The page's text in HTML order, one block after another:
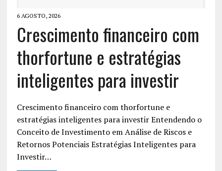
6 AGOSTO, 2026
Crescimento financeiro com
thorfortune e estratégias
inteligentes para investir
Crescimento financeiro com thorfortune e
estratégias inteligentes para investir Entendendo o
Conceito de Investimento em Análise de Riscos e
Retornos Potenciais Estratégias Inteligentes para
Investir…